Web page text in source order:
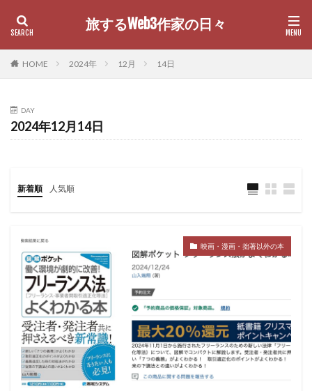
旅するWeb3作家の日々
HOME 2024年 12月 14日
DAY
2024年12月14日
新着順 人気順
映画・漫画・拙著以外の本